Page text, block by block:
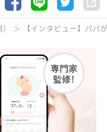
【インタビュー】パ